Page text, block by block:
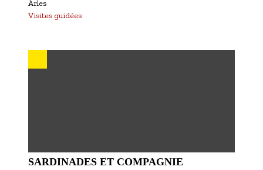
Arles
Visites guidées
SARDINADES ET COMPAGNIE